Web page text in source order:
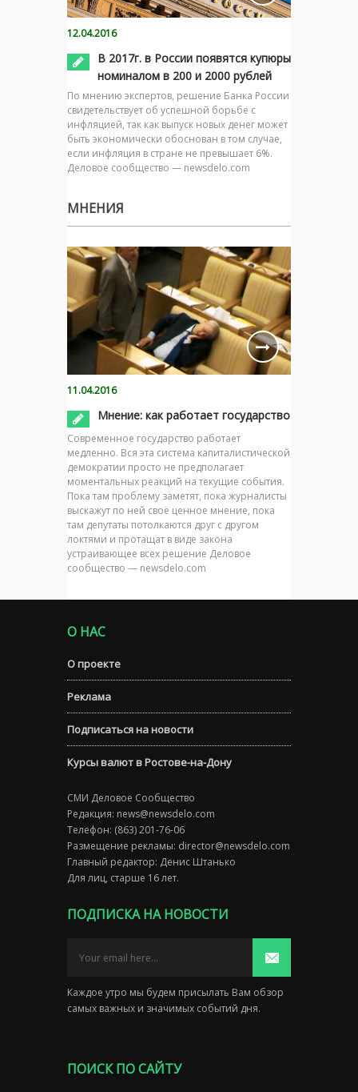
12.04.2016
В 2017г. в России появятся купюры
номиналом в 200 и 2000 рублей
По мнению экспертов, решение Банка России
свидетельствует об успешной борьбе с
инфляцией, так как выпуск новых денег может
быть экономически обоснован в том случае,
если инфляция в стране не превышает 6%.
Деловое сообщество — newsdelo.com
МНЕНИЯ
11.04.2016
Мнение: как работает государство
Современное государство работает
медленно. Вся эта система капиталистической
демократии просто не предполагает
моментальных реакций на текущие события.
Пока там проблему заметят, пока журналисты
выскажут по ней своё ценное мнение, пока
там депутаты потолкаются друг с другом
локтями и протащат в виде закона
устраивающее всех решение Деловое
сообщество — newsdelo.com
О НАС
О проекте
Реклама
Подписаться на новости
Курсы валют в Ростове-на-Дону
СМИ Деловое Сообщество
Редакция: news@newsdelo.com
Телефон: (863) 201-76-06
Размещение рекламы: director@newsdelo.com
Главный редактор: Денис Штанько
Для лиц, старше 16 лет.
ПОДПИСКА НА НОВОСТИ
Каждое утро мы будем присылать Вам обзор
самых важных и значимых событий дня.
ПОИСК ПО САЙТУ